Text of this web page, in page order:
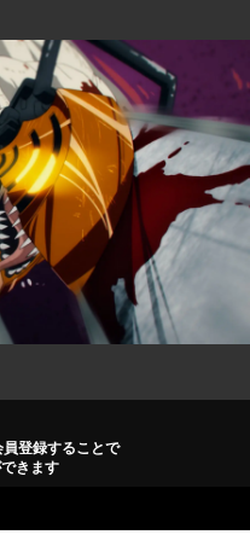
登録することで
きます